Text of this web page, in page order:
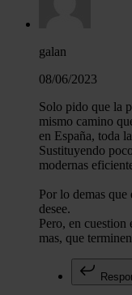
galan
08/06/2023
Solo pido que la
mismo camino
en España, toda
Sustituyendo
modernas
Por lo demas
desee.
Pero, en
mas, que